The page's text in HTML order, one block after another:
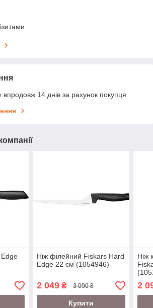
14 днів за рахунок покупця
Edge
Ніж філейний Fiskars Hard
Edge 22 см (1054946)
2 049₴ 3 090 ₴
Купити
Ніж
2